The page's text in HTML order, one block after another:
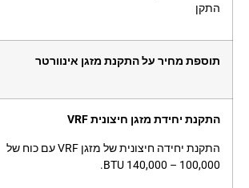
התקן
תוספת מחיר על התקנת מזגן אינוורטר
התקנת יחידת מזגן חיצונית VRF
התקנת יחידה חיצונית של מזגן VRF עם כוח של
100,000 – 140,000 BTU.